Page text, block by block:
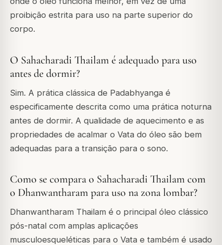
proibição estrita para uso na parte superior do
corpo.
O Sahacharadi Thailam é adequado para uso
antes de dormir?
Sim. A prática clássica de Padabhyanga é
especificamente descrita como uma prática noturna
antes de dormir. A qualidade de aquecimento e as
propriedades de acalmar o Vata do óleo são bem
adequadas para a transição para o sono.
Como se compara o Sahacharadi Thailam com
o Dhanwantharam para uso na zona lombar?
Dhanwantharam Thailam é o principal óleo clássico
pós-natal com amplas aplicações
musculoesqueléticas para o Vata e também é usado